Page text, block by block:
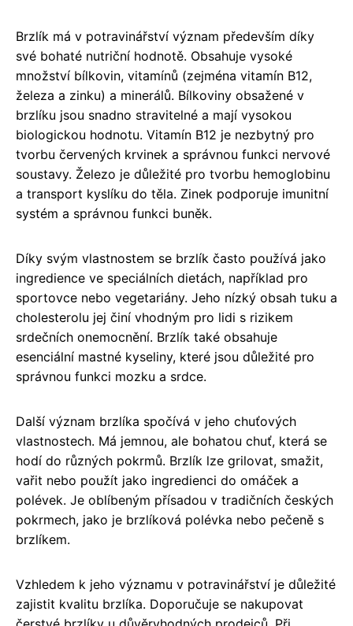
Brzlík má v potravinářství význam především díky
své bohaté nutriční hodnotě. Obsahuje vysoké
množství bílkovin, vitamínů (zejména vitamín B12,
železa a zinku) a minerálů. Bílkoviny obsažené v
brzlíku jsou snadno stravitelné a mají vysokou
biologickou hodnotu. Vitamín B12 je nezbytný pro
tvorbu červených krvinek a správnou funkci nervové
soustavy. Železo je důležité pro tvorbu hemoglobinu
a transport kyslíku do těla. Zinek podporuje imunitní
systém a správnou funkci buněk.
Díky svým vlastnostem se brzlík často používá jako
ingredience ve speciálních dietách, například pro
sportovce nebo vegetariány. Jeho nízký obsah tuku a
cholesterolu jej činí vhodným pro lidi s rizikem
srdečních onemocnění. Brzlík také obsahuje
esenciální mastné kyseliny, které jsou důležité pro
správnou funkci mozku a srdce.
Další význam brzlíka spočívá v jeho chuťových
vlastnostech. Má jemnou, ale bohatou chuť, která se
hodí do různých pokrmů. Brzlík lze grilovat, smažit,
vařit nebo použít jako ingredienci do omáček a
polévek. Je oblíbeným přísadou v tradičních českých
pokrmech, jako je brzlíková polévka nebo pečeně s
brzlíkem.
Vzhledem k jeho významu v potravinářství je důležité
zajistit kvalitu brzlíka. Doporučuje se nakupovat